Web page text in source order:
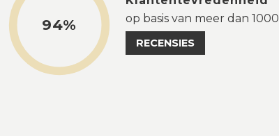
94%
op basis van meer dan 1000
RECENSIES